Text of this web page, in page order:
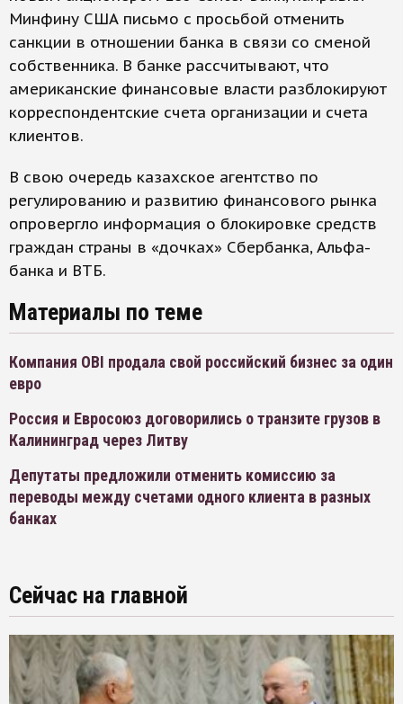
Минфину США письмо с просьбой отменить
санкции в отношении банка в связи со сменой
собственника. В банке рассчитывают, что
американские финансовые власти разблокируют
корреспондентские счета организации и счета
клиентов.
В свою очередь казахское агентство по
регулированию и развитию финансового рынка
опровергло информация о блокировке средств
граждан страны в «дочках» Сбербанка, Альфа-
банка и ВТБ.
Материалы по теме
Компания OBI продала свой российский бизнес за один
евро
Россия и Евросоюз договорились о транзите грузов в
Калининград через Литву
Депутаты предложили отменить комиссию за
переводы между счетами одного клиента в разных
банках
Сейчас на главной